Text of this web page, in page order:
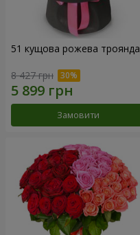
51 кущова рожева троянда
8 427 грн
Замовити